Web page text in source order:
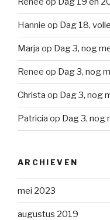
Hannie op Dag 18,
Marja op Dag 3, nog
Renee op Dag 3, nog
Christa op Dag 3, nog
Patricia op Dag 3, nog
ARCHIEVEN
mei 2023
augustus 2019